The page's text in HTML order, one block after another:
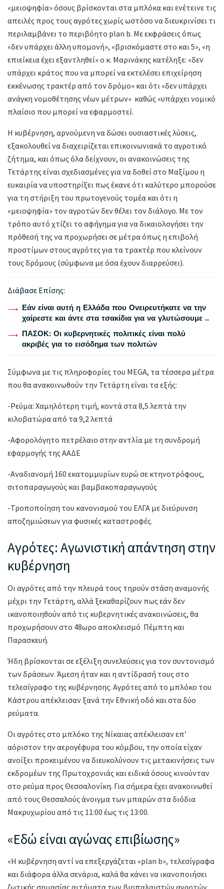
«μειοψηφία» όσους βρίσκονται στα μπλόκα και ενέτεινε τις
απειλές προς τους αγρότες χωρίς ωστόσο να διευκρινίσει τι
περιλαμβάνει το περιβόητο plan b. Με εκφράσεις όπως
«δεν υπάρχει άλλη υπομονή», «βρισκόμαστε στο και 5», «η
επιείκεια έχει εξαντληθεί» ο κ. Μαρινάκης κατέληξε: «δεν
υπάρχει κράτος που να μπορεί να εκτελέσει επιχείρηση
εκκένωσης τρακτέρ από τον δρόμο» και ότι «δεν υπάρχει
ανάγκη νομοθέτησης νέων μέτρων» καθώς «υπάρχει νομικό
πλαίσιο που μπορεί να εφαρμοστεί.
Η κυβέρνηση, αρνούμενη να δώσει ουσιαστικές λύσεις,
εξακολουθεί να διαχειρίζεται επικοινωνιακά το αγροτικό
ζήτημα, και όπως όλα δείχνουν, οι ανακοινώσεις της
Τετάρτης είναι σχεδιασμένες για να δοθεί στο Μαξίμου η
ευκαιρία να υποστηρίξει πως έκανε ότι καλύτερο μπορούσε
για τη στήριξη του πρωτογενούς τομέα και ότι η
«μειοψηφία» τον αγροτών δεν θέλει τον διάλογο. Με τον
τρόπο αυτό χτίζει το αφήγημα για να δικαιολογήσει την
πρόθεσή της να προχωρήσει σε μέτρα όπως η επιβολή
προστίμων στους αγρότες για τα τρακτέρ που κλείνουν
τους δρόμους (σύμφωνα με όσα έχουν διαρρεύσει).
Διάβασε Επίσης:
Εάν είναι αυτή η Ελλάδα που Ονειρευτήκατε να την
χαίρεστε και άντε στα τσακίδια για να γλυτώσουμε ..
ΠΑΣΟΚ: Οι κυβερνητικές πολιτικές είναι πολύ
ακριβές για το εισόδημα των πολιτών
Σύμφωνα με τις πληροφορίες του MEGA, τα τέσσερα μέτρα
που θα ανακοινωθούν την Τετάρτη είναι τα εξής:
-Ρεύμα: Χαμηλότερη τιμή​, κοντά στα 8,5 λεπτά την
κιλοβατώρα από τα 9,2 λεπτά
-Αφορολόγητο πετρέλαιο στην αντλία με τη συνδρομή
εφαρμογής της ΑΑΔΕ
-Αναδιανομή 160 εκατομμυρίων ευρώ​ σε κτηνοτρόφους,
σιτοπαραγωγούς και βαμβακοπαραγωγούς
-Τροποποίηση του κανονισμού του ΕΛΓΑ με διεύρυνση
αποζημιώσεων για φυσικές καταστροφές.
Αγρότες: Αγωνιστική απάντηση στην
κυβέρνηση
Οι αγρότες από την πλευρά τους τηρούν στάση αναμονής
μέχρι την Τετάρτη, αλλά ξεκαθαρίζουν πως εάν δεν
ικανοποιηθούν από τις κυβερνητικές ανακοινώσεις, θα
προχωρήσουν στο 48ωρο αποκλεισμό Πέμπτη και
Παρασκευή.
Ήδη βρίσκονται σε εξέλιξη συνελεύσεις για τον συντονισμό
των δράσεων. Άμεση ήταν και η αντίδρασή τους στο
τελεσίγραφο της κυβέρνησης. Αγρότες από το μπλόκο του
Κάστρου απέκλεισαν ξανά την Εθνική οδό και στα δύο
ρεύματα.
Οι αγρότες στο μπλόκο της Νίκαιας απέκλεισαν επ’
αόριστον την αερογέφυρα του κόμβου, την οποία είχαν
ανοίξει προκειμένου να διευκολύνουν τις μετακινήσεις των
εκδρομέων της Πρωτοχρονιάς και ειδικά όσους κινούνταν
στο ρεύμα προς Θεσσαλονίκη. Για σήμερα έχει ανακοινωθεί
από τους Θεσσαλούς άνοιγμα των μπαρών στα διόδια
Μακρυχωρίου από τις 11:00 έως τις 13:00.
«Εδώ είναι αγώνας επιβίωσης»
«Η κυβέρνηση αντί να επεξεργάζεται «plan b», τελεσίγραφα
και διάφορα άλλα σενάρια, καλά θα κάνει να ικανοποιήσει